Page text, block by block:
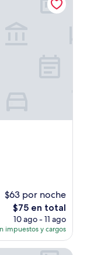
$63 por noche
El
precio
actual
es
de
$75 en total
10 ago - 11 ago
impuestos y cargos